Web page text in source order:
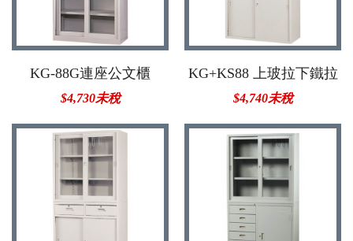
KG-88G連座公文櫃
$4,730未稅
KG+KS88 上玻拉下鐵拉
$4,740未稅